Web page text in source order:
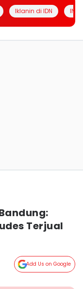
Iklanin di IDN
Terjual
Add Us on Google